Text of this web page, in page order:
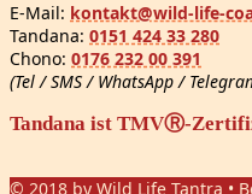
E-Mail: kontakt@wild-life-
Tandana: 0151 424 33 280
Chono: 0176 232 00 391
(Tel / SMS / WhatsApp /
Tandana ist TMVⓇ-
© 2018 by Wild Life Tantra •